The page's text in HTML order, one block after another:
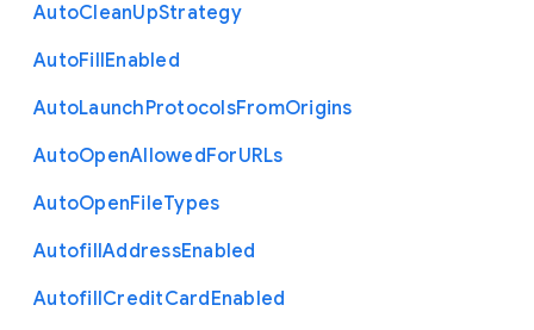
AutoCleanUpStrategy
AutoFillEnabled
AutoLaunchProtocolsFromOrigins
AutoOpenAllowedForURLs
AutoOpenFileTypes
AutofillAddressEnabled
AutofillCreditCardEnabled